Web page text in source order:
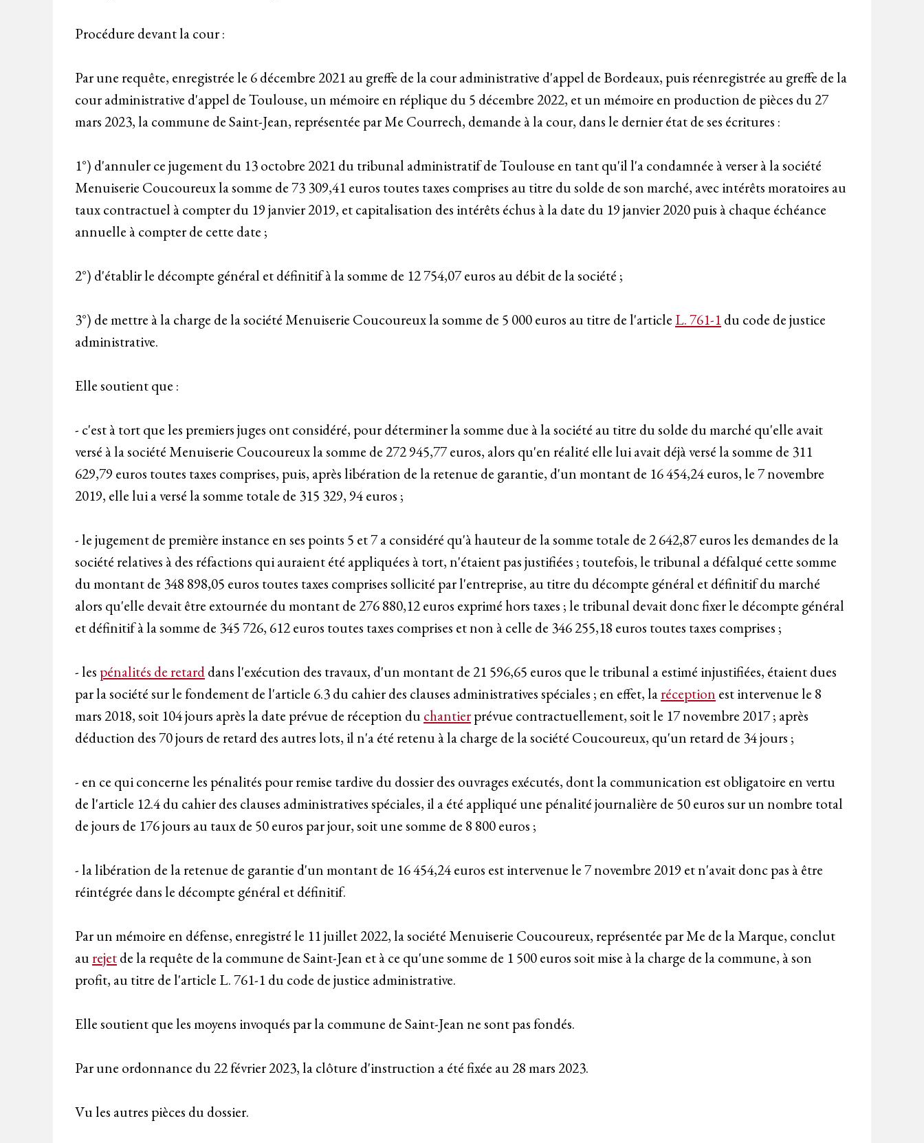
Procédure devant la cour :
Par une requête, enregistrée le 6 décembre 2021 au greffe de la cour administrative d'appel de Bordeaux, puis réenregistrée au greffe de la
cour administrative d'appel de Toulouse, un mémoire en réplique du 5 décembre 2022, et un mémoire en production de pièces du 27
mars 2023, la commune de Saint-Jean, représentée par Me Courrech, demande à la cour, dans le dernier état de ses écritures :
1°) d'annuler ce jugement du 13 octobre 2021 du tribunal administratif de Toulouse en tant qu'il l'a condamnée à verser à la société
Menuiserie Coucoureux la somme de 73 309,41 euros toutes taxes comprises au titre du solde de son marché, avec intérêts moratoires au
taux contractuel à compter du 19 janvier 2019, et capitalisation des intérêts échus à la date du 19 janvier 2020 puis à chaque échéance
annuelle à compter de cette date ;
2°) d'établir le décompte général et définitif à la somme de 12 754,07 euros au débit de la société ;
3°) de mettre à la charge de la société Menuiserie Coucoureux la somme de 5 000 euros au titre de l'article L. 761-1du code de justice
administrative.
Elle soutient que :
- c'est à tort que les premiers juges ont considéré, pour déterminer la somme due à la société au titre du solde du marché qu'elle avait
versé à la société Menuiserie Coucoureux la somme de 272 945,77 euros, alors qu'en réalité elle lui avait déjà versé la somme de 311
629,79 euros toutes taxes comprises, puis, après libération de la retenue de garantie, d'un montant de 16 454,24 euros, le 7 novembre
2019, elle lui a versé la somme totale de 315 329, 94 euros ;
- le jugement de première instance en ses points 5 et 7 a considéré qu'à hauteur de la somme totale de 2 642,87 euros les demandes de la
société relatives à des réfactions qui auraient été appliquées à tort, n'étaient pas justifiées ; toutefois, le tribunal a défalqué cette somme
du montant de 348 898,05 euros toutes taxes comprises sollicité par l'entreprise, au titre du décompte général et définitif du marché
alors qu'elle devait être extournée du montant de 276 880,12 euros exprimé hors taxes ; le tribunal devait donc fixer le décompte général
et définitif à la somme de 345 726, 612 euros toutes taxes comprises et non à celle de 346 255,18 euros toutes taxes comprises ;
- les pénalités de retarddans l'exécution des travaux, d'un montant de 21 596,65 euros que le tribunal a estimé injustifiées, étaient dues
par la société sur le fondement de l'article 6.3 du cahier des clauses administratives spéciales ; en effet, laréception est intervenue le 8
mars 2018, soit 104 jours après la date prévue de réception duchantierprévue contractuellement, soit le 17 novembre 2017 ; après
déduction des 70 jours de retard des autres lots, il n'a été retenu à la charge de la société Coucoureux, qu'un retard de 34 jours ;
- en ce qui concerne les pénalités pour remise tardive du dossier des ouvrages exécutés, dont la communication est obligatoire en vertu
de l'article 12.4 du cahier des clauses administratives spéciales, il a été appliqué une pénalité journalière de 50 euros sur un nombre total
de jours de 176 jours au taux de 50 euros par jour, soit une somme de 8 800 euros ;
- la libération de la retenue de garantie d'un montant de 16 454,24 euros est intervenue le 7 novembre 2019 et n'avait donc pas à être
réintégrée dans le décompte général et définitif.
Par un mémoire en défense, enregistré le 11 juillet 2022, la société Menuiserie Coucoureux, représentée par Me de la Marque, conclut
aurejetde la requête de la commune de Saint-Jean et à ce qu'une somme de 1 500 euros soit mise à la charge de la commune, à son
profit, au titre de l'article L. 761-1 du code de justice administrative.
Elle soutient que les moyens invoqués par la commune de Saint-Jean ne sont pas fondés.
Par une ordonnance du 22 février 2023, la clôture d'instruction a été fixée au 28 mars 2023.
Vu les autres pièces du dossier.